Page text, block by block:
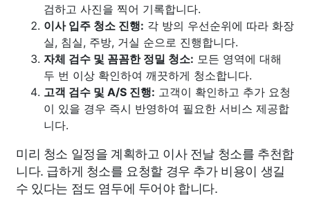
검하고 사진을 찍어 기록합니다.
이사 입주 청소 진행: 각 방의 우선순위에 따라 화장
실, 침실, 주방, 거실 순으로 진행합니다.
자체 검수 및 꼼꼼한 정밀 청소: 모든 영역에 대해
두 번 이상 확인하여 깨끗하게 청소합니다.
고객 검수 및 A/S 진행: 고객이 확인하고 추가 요청
이 있을 경우 즉시 반영하여 필요한 서비스 제공합
니다.
미리 청소 일정을 계획하고 이사 전날 청소를 추천합
니다. 급하게 청소를 요청할 경우 추가 비용이 생길
수 있다는 점도 염두에 두어야 합니다.